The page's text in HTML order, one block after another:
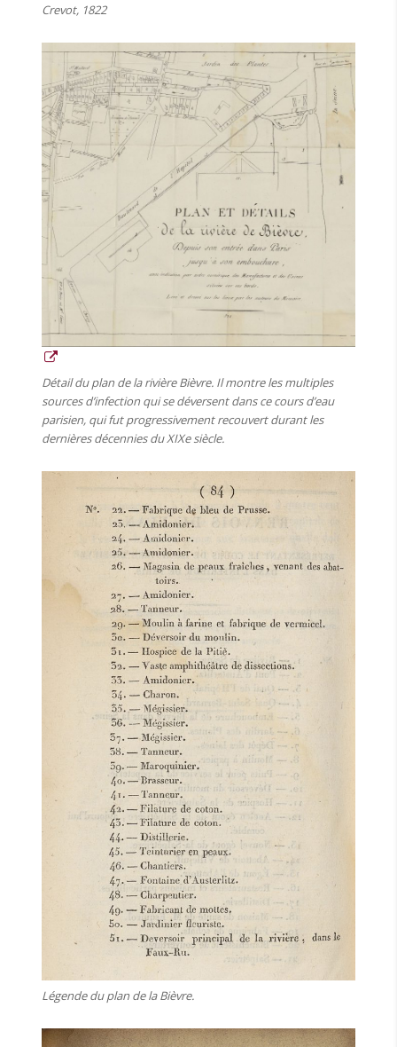
Crevot, 1822
Détail du plan de la rivière Bièvre. Il montre les multiples
sources d’infection qui se déversent dans ce cours d’eau
parisien, qui fut progressivement recouvert durant les
dernières décennies du XIXe siècle.
Légende du plan de la Bièvre.